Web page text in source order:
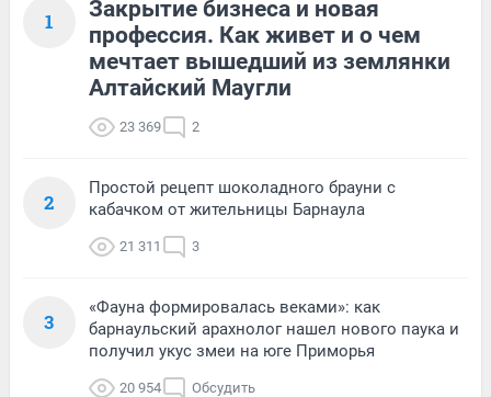
1
Закрытие бизнеса и новая
профессия. Как живет и о чем
мечтает вышедший из землянки
Алтайский Маугли
23 369 2
2
Простой рецепт шоколадного брауни с
кабачком от жительницы Барнаула
21 311 3
3
«Фауна формировалась веками»: как
барнаульский арахнолог нашел нового паука и
получил укус змеи на юге Приморья
20 954 Обсудить